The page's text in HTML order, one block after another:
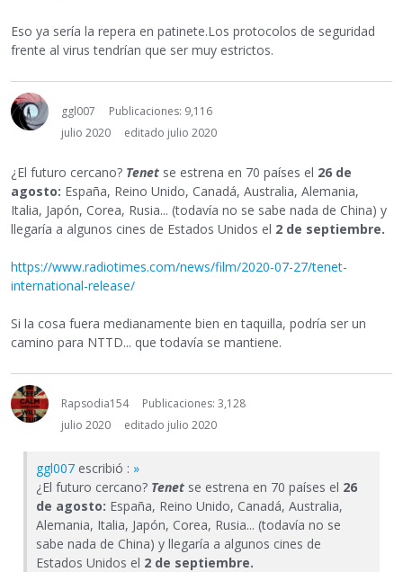
Eso ya sería la repera en patinete.Los protocolos de seguridad
frente al virus tendrían que ser muy estrictos.
ggl007
Publicaciones: 9,116
julio 2020
editado julio 2020
¿El futuro cercano? Tenet se estrena en 70 países el 26 de
agosto: España, Reino Unido, Canadá, Australia, Alemania,
Italia, Japón, Corea, Rusia... (todavía no se sabe nada de China) y
llegaría a algunos cines de Estados Unidos el 2 de septiembre.
https://www.radiotimes.com/news/film/2020-07-27/tenet-
international-release/
Si la cosa fuera medianamente bien en taquilla, podría ser un
camino para NTTD... que todavía se mantiene.
Rapsodia154
Publicaciones: 3,128
julio 2020
editado julio 2020
ggl007 escribió : »
¿El futuro cercano? Tenet se estrena en 70 países el 26
de agosto: España, Reino Unido, Canadá, Australia,
Alemania, Italia, Japón, Corea, Rusia... (todavía no se
sabe nada de China) y llegaría a algunos cines de
Estados Unidos el 2 de septiembre.